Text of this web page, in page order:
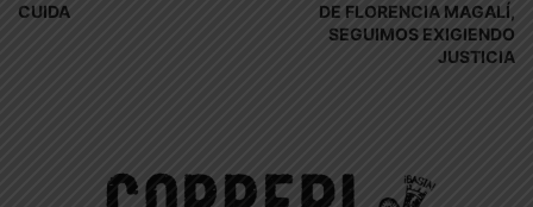
CUIDA
DE FLORENCIA MAGALÍ,
SEGUIMOS EXIGIENDO
JUSTICIA